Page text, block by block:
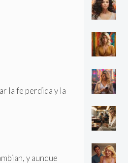
la fe perdida y la
y aunque